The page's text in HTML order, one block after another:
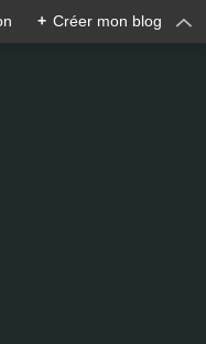
+ Créer mon blog